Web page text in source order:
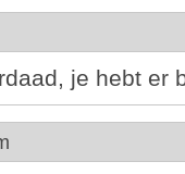
je hebt er